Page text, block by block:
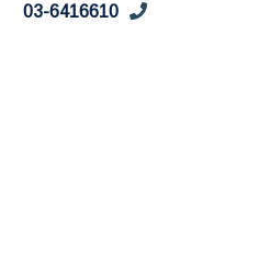
03-6416610